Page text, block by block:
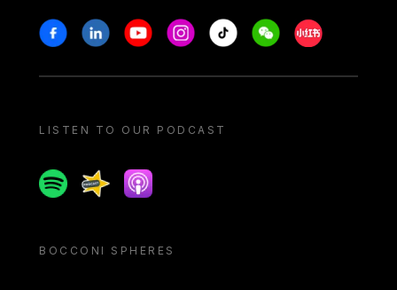
Stay in touch
FacebookLinkedinYoutubeInstagram
Tiktok WeechatXiaohongshu/
LISTEN TO OUR PODCAST
SpotifySpreakerApple podcast
BOCCONI SPHERES